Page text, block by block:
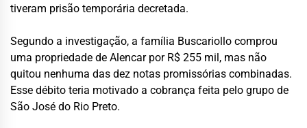
tiveram prisão temporária decretada.
Segundo a investigação, a família Buscariollo comprou
uma propriedade de Alencar por R$ 255 mil, mas não
quitou nenhuma das dez notas promissórias combinadas.
Esse débito teria motivado a cobrança feita pelo grupo de
São José do Rio Preto.